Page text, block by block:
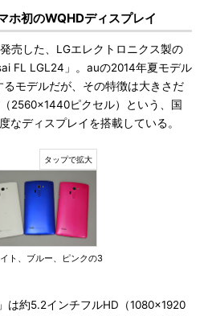
ホ初のWQHDディスプレイ
売した、LGエレクトロニクス製の
FL LGL24」。auの2014年夏モデル
モデルだが、その特徴は大きさだ
2560×1440ピクセル）という、国
なディスプレイを搭載している。
ト、ブルー、ピンクの3
約5.2インチフルHD（1080×1920